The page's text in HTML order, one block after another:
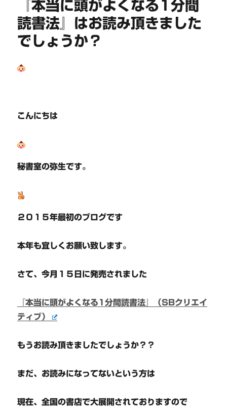
『本当に頭がよくなる1分間
読書法』はお読み頂きました
でしょうか？
こんにちは
秘書室の弥生です。
２０１５年最初のブログです
本年も宜しくお願い致します。
さて、今月１５日に発売されました
『本当に頭がよくなる1分間読書法』（SBクリエイ
ティブ）
もうお読み頂きましたでしょうか？？
まだ、お読みになってないという方は
現在、全国の書店で大展開されておりますので